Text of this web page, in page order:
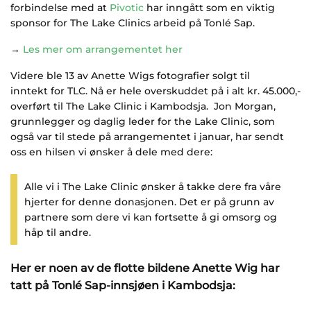
forbindelse med at Pivotic har inngått som en viktig
sponsor for The Lake Clinics arbeid på Tonlé Sap.
→ Les mer om arrangementet her
Videre ble 13 av Anette Wigs fotografier solgt til
inntekt for TLC. Nå er hele overskuddet på i alt kr. 45.000,-
overført til The Lake Clinic i Kambodsja. Jon Morgan,
grunnlegger og daglig leder for the Lake Clinic, som
også var til stede på arrangementet i januar, har sendt
oss en hilsen vi ønsker å dele med dere:
Alle vi i The Lake Clinic ønsker å takke dere fra våre
hjerter for denne donasjonen. Det er på grunn av
partnere som dere vi kan fortsette å gi omsorg og
håp til andre.
Her er noen av de flotte bildene Anette Wig har
tatt på Tonlé Sap-innsjøen i Kambodsja: